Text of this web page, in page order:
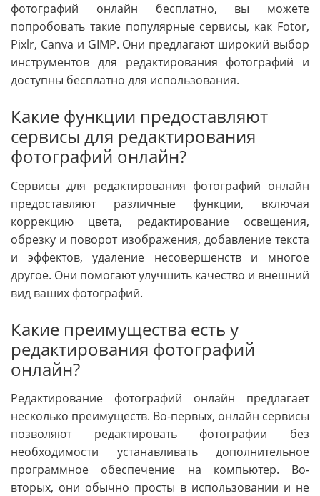
фотографий онлайн бесплатно, вы можете
попробовать такие популярные сервисы, как Fotor,
Pixlr, Canva и GIMP. Они предлагают широкий выбор
инструментов для редактирования фотографий и
доступны бесплатно для использования.
Какие функции предоставляют
сервисы для редактирования
фотографий онлайн?
Сервисы для редактирования фотографий онлайн
предоставляют различные функции, включая
коррекцию цвета, редактирование освещения,
обрезку и поворот изображения, добавление текста
и эффектов, удаление несовершенств и многое
другое. Они помогают улучшить качество и внешний
вид ваших фотографий.
Какие преимущества есть у
редактирования фотографий
онлайн?
Редактирование фотографий онлайн предлагает
несколько преимуществ. Во-первых, онлайн сервисы
позволяют редактировать фотографии без
необходимости устанавливать дополнительное
программное обеспечение на компьютер. Во-
вторых, они обычно просты в использовании и не